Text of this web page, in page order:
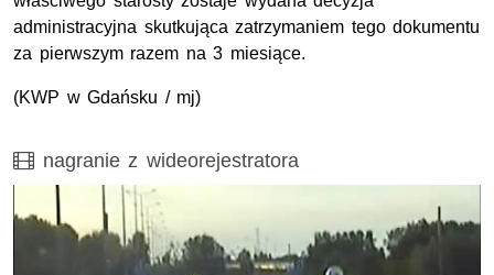
administracyjna skutkująca zatrzymaniem tego dokumentu
za pierwszym razem na 3 miesiące.
(KWP w Gdańsku / mj)
Film
nagranie z wideorejestratora